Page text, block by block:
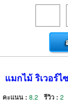
แมกไม้ ริเวอร์ไ
คะแนน : 8.2 รีวิว : 2